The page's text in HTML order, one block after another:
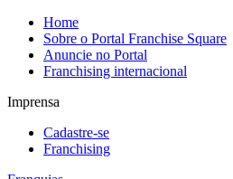
Home
Sobre o Portal Franchise Square
Anuncie no Portal
Franchising internacional
Imprensa
Cadastre-se
Franchising